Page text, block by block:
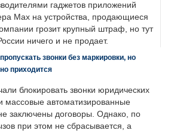
гаджетов приложений
Max на устройства, продающиеся
грозит крупный штраф, но тут
ничего и не продает.
звонки без маркировки, но
приходится
блокировать звонки юридических
массовые автоматизированные
заключены договоры. Однако, по
при этом не сбрасывается, а